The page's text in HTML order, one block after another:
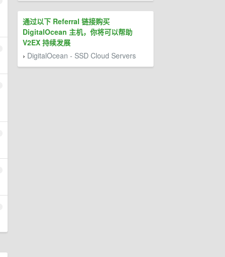
通过以下 Referral 链接购买
DigitalOcean 主机，你将可以帮助
V2EX 持续发展
› DigitalOcean - SSD Cloud Servers